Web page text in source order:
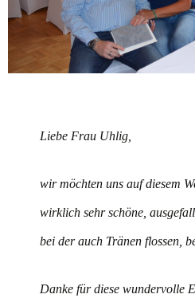
Liebe Frau Uhlig,
wir möchten uns auf diesem
wirklich sehr schöne,
bei der auch Tränen flossen,
Danke für diese wundervolle